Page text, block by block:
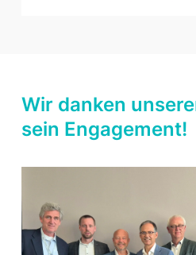
Wir danken
sein Engagement!